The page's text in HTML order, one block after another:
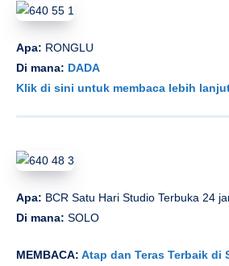
Apa: RONGLU
Di mana: DADA
Klik di sini untuk membaca lebih
Apa: BCR Satu Hari Studio Terbuka 24
Di mana: SOLO
MEMBACA: Atap dan Teras Terbaik di